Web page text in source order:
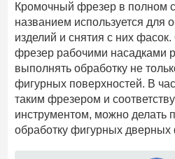
Кромочный фрезер в полном
названием используется для
изделий и снятия с них
фрезер рабочими насадками
выполнять обработку не
фигурных поверхностей. В
таким фрезером и
инструментом, можно делать
обработку фигурных дверных